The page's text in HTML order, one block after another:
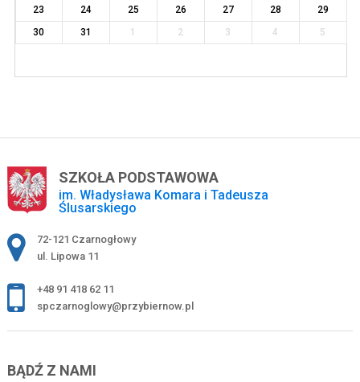
23
24 25 26 27 28
29
30
31 1 2 3 4 5
SZKOŁA PODSTAWOWA
im. Władysława Komara i Tadeusza
Ślusarskiego
Adres pocztowy:
72-121 Czarnogłowy
ul. Lipowa 11
+48 91 418 62 11
spczarnoglowy@przybiernow.pl
BĄDŹ Z NAMI